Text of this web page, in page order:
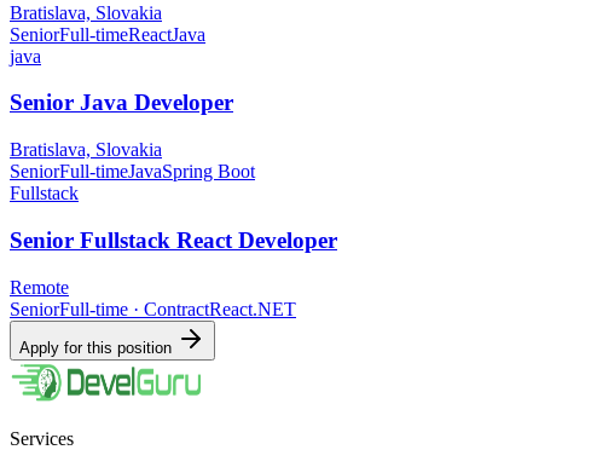
Bratislava, Slovakia
SeniorFull-timeReactJava
java
Senior Java Developer
Bratislava, Slovakia
SeniorFull-timeJavaSpring Boot
Fullstack
Senior Fullstack React Developer
Remote
SeniorFull-time · ContractReact.NET
Apply for this position
Services